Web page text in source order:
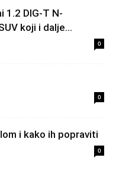
1.2 DIG-T N-
koji i dalje...
0
0
i kako ih popraviti
0